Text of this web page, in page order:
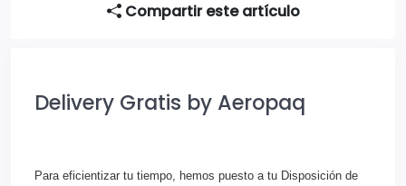
Compartir este artículo
Delivery Gratis by Aeropaq
Para eficientizar tu tiempo, hemos puesto a tu Disposición de